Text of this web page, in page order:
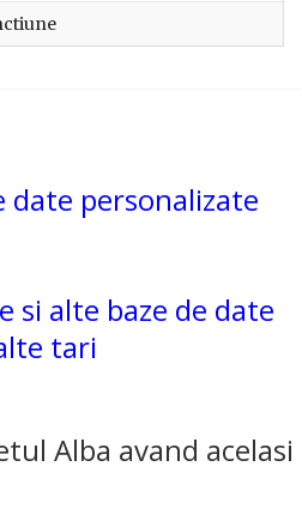
date personalizate
si alte baze de date
tari
Alba avand acelasi